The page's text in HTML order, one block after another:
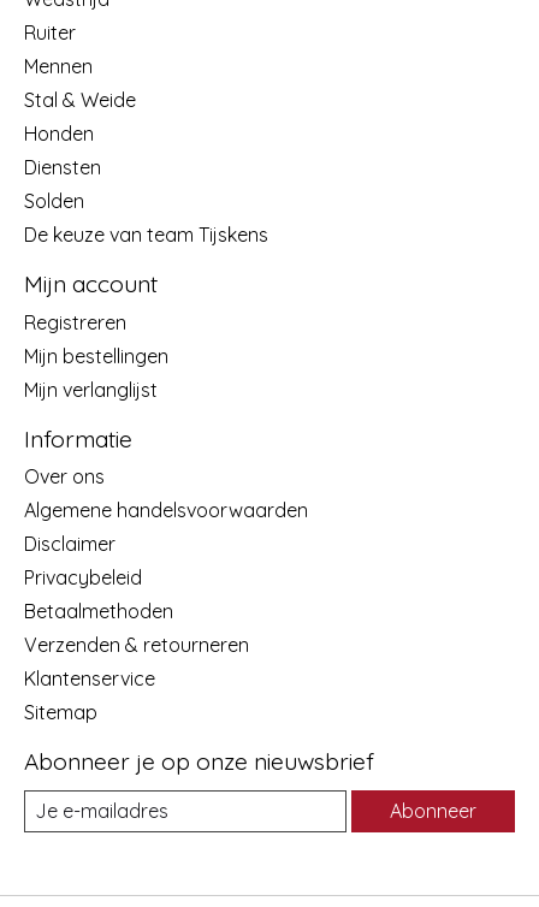
Ruiter
Mennen
Stal & Weide
Honden
Diensten
Solden
De keuze van team Tijskens
Mijn account
Registreren
Mijn bestellingen
Mijn verlanglijst
Informatie
Over ons
Algemene handelsvoorwaarden
Disclaimer
Privacybeleid
Betaalmethoden
Verzenden & retourneren
Klantenservice
Sitemap
Abonneer je op onze nieuwsbrief
Abonneer